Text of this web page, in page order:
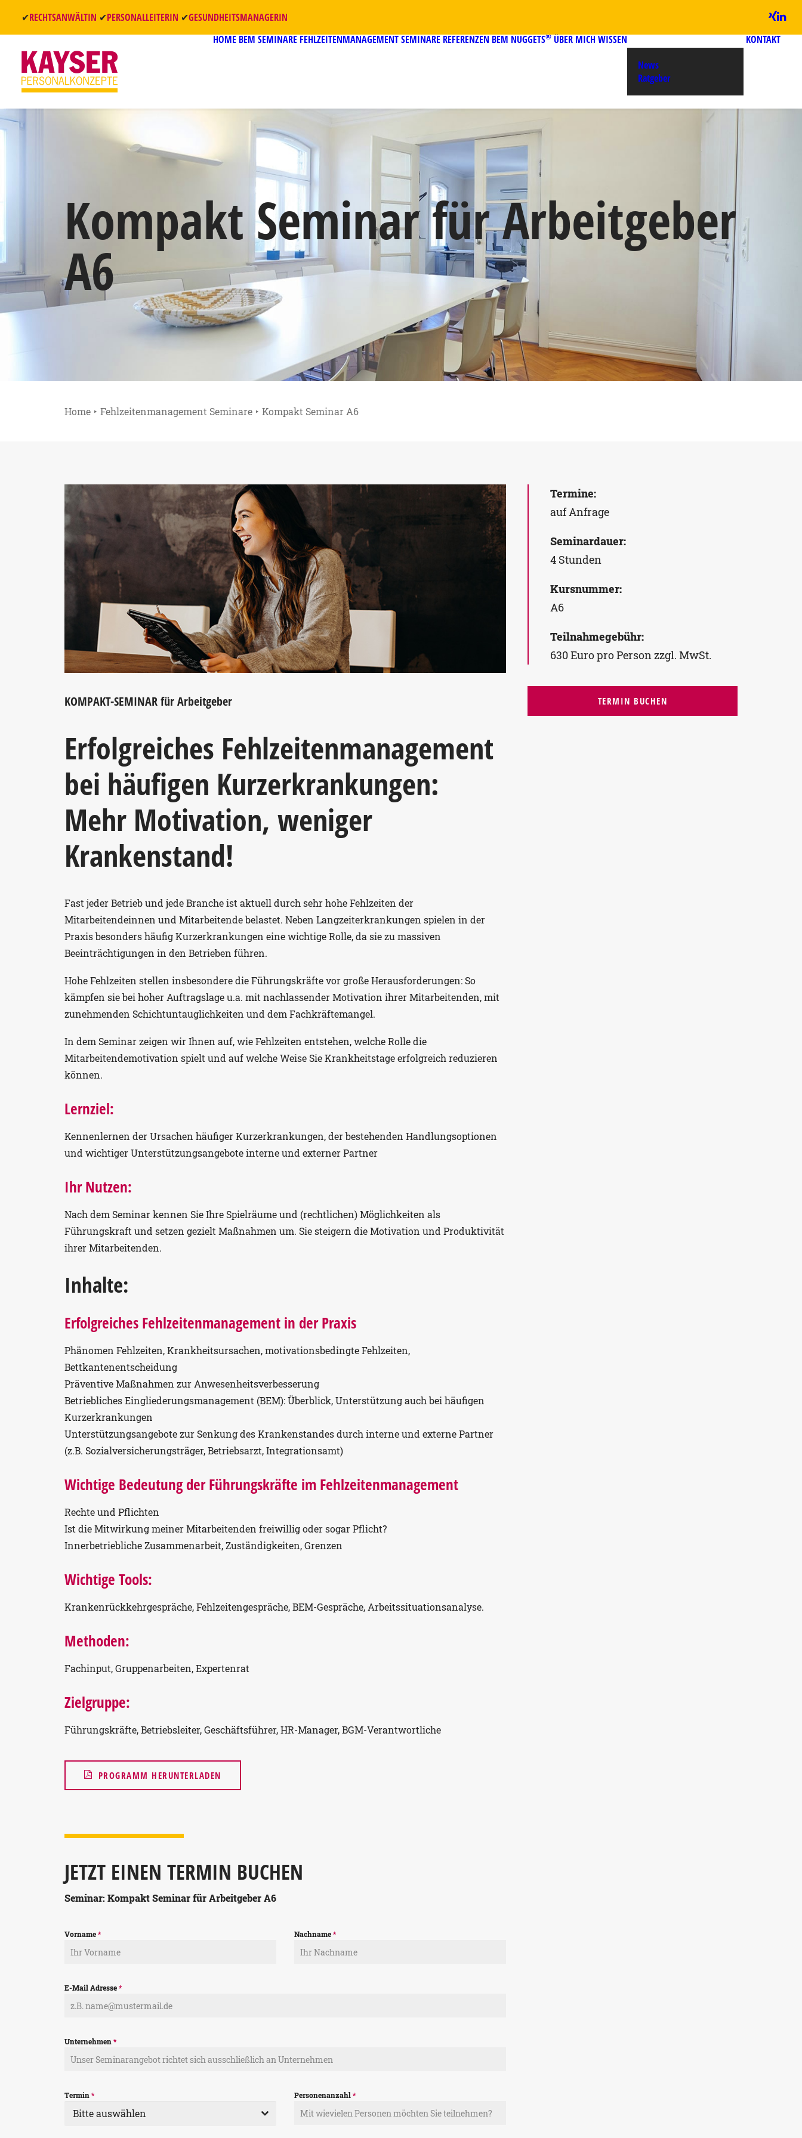
✔RECHTSANWÄLTIN ✔PERSONALLEITERIN ✔GESUNDHEITSMANAGERIN
HOME BEM SEMINARE FEHLZEITENMANAGEMENT SEMINARE REFERENZEN BEM NUGGETS® ÜBER MICH WISSEN
News
Ratgeber
KONTAKT
Kompakt Seminar für Arbeitgeber
A6
Home Fehlzeitenmanagement Seminare Kompakt Seminar A6
KOMPAKT-SEMINAR für Arbeitgeber
Erfolgreiches Fehlzeitenmanagement
bei häufigen Kurzerkrankungen:
Mehr Motivation, weniger
Krankenstand!
Fast jeder Betrieb und jede Branche ist aktuell durch sehr hohe Fehlzeiten der
Mitarbeitendeinnen und Mitarbeitende belastet. Neben Langzeiterkrankungen spielen in der
Praxis besonders häufig Kurzerkrankungen eine wichtige Rolle, da sie zu massiven
Beeinträchtigungen in den Betrieben führen.
Hohe Fehlzeiten stellen insbesondere die Führungskräfte vor große Herausforderungen: So
kämpfen sie bei hoher Auftragslage u.a. mit nachlassender Motivation ihrer Mitarbeitenden, mit
zunehmenden Schichtuntauglichkeiten und dem Fachkräftemangel.
In dem Seminar zeigen wir Ihnen auf, wie Fehlzeiten entstehen, welche Rolle die
Mitarbeitendemotivation spielt und auf welche Weise Sie Krankheitstage erfolgreich reduzieren
können.
Lernziel:
Kennenlernen der Ursachen häufiger Kurzerkrankungen, der bestehenden Handlungsoptionen
und wichtiger Unterstützungsangebote interne und externer Partner
Ihr Nutzen:
Nach dem Seminar kennen Sie Ihre Spielräume und (rechtlichen) Möglichkeiten als
Führungskraft und setzen gezielt Maßnahmen um. Sie steigern die Motivation und Produktivität
ihrer Mitarbeitenden.
Inhalte:
Erfolgreiches Fehlzeitenmanagement in der Praxis
Phänomen Fehlzeiten, Krankheitsursachen, motivationsbedingte Fehlzeiten,
Bettkantenentscheidung
Präventive Maßnahmen zur Anwesenheitsverbesserung
Betriebliches Eingliederungsmanagement (BEM): Überblick, Unterstützung auch bei häufigen
Kurzerkrankungen
Unterstützungsangebote zur Senkung des Krankenstandes durch interne und externe Partner
(z.B. Sozialversicherungsträger, Betriebsarzt, Integrationsamt)
Wichtige Bedeutung der Führungskräfte im Fehlzeitenmanagement
Rechte und Pflichten
Ist die Mitwirkung meiner Mitarbeitenden freiwillig oder sogar Pflicht?
Innerbetriebliche Zusammenarbeit, Zuständigkeiten, Grenzen
Wichtige Tools:
Krankenrückkehrgespräche, Fehlzeitengespräche, BEM-Gespräche, Arbeitssituationsanalyse.
Methoden:
Fachinput, Gruppenarbeiten, Expertenrat
Zielgruppe:
Führungskräfte, Betriebsleiter, Geschäftsführer, HR-Manager, BGM-Verantwortliche
PROGRAMM HERUNTERLADEN
JETZT EINEN TERMIN BUCHEN
Seminar: Kompakt Seminar für Arbeitgeber A6
Vorname* Nachname*
E-Mail Adresse*
Unternehmen*
Termin*
Bitte auswählen
Personenanzahl*
Termine:
auf Anfrage
Seminardauer:
4 Stunden
Kursnummer:
A6
Teilnahmegebühr:
630 Euro pro Person zzgl. MwSt.
TERMIN BUCHEN